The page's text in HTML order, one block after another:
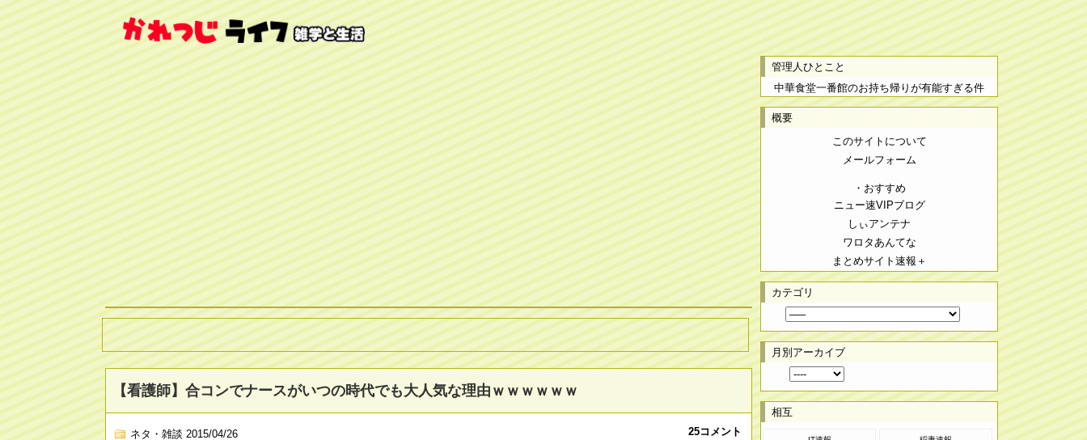
【看護師】合コンでナースがいつの時代でも大人気な理由ｗｗｗｗｗｗ
ネタ・雑談 2015/04/26 25コメント
管理人ひとこと
中華食堂一番館のお持ち帰りが有能すぎる件
概要
このサイトについて
メールフォーム
・おすすめ
ニュー速VIPブログ
しぃアンテナ
ワロタあんてな
まとめサイト速報＋
カテゴリ
月別アーカイブ
相互